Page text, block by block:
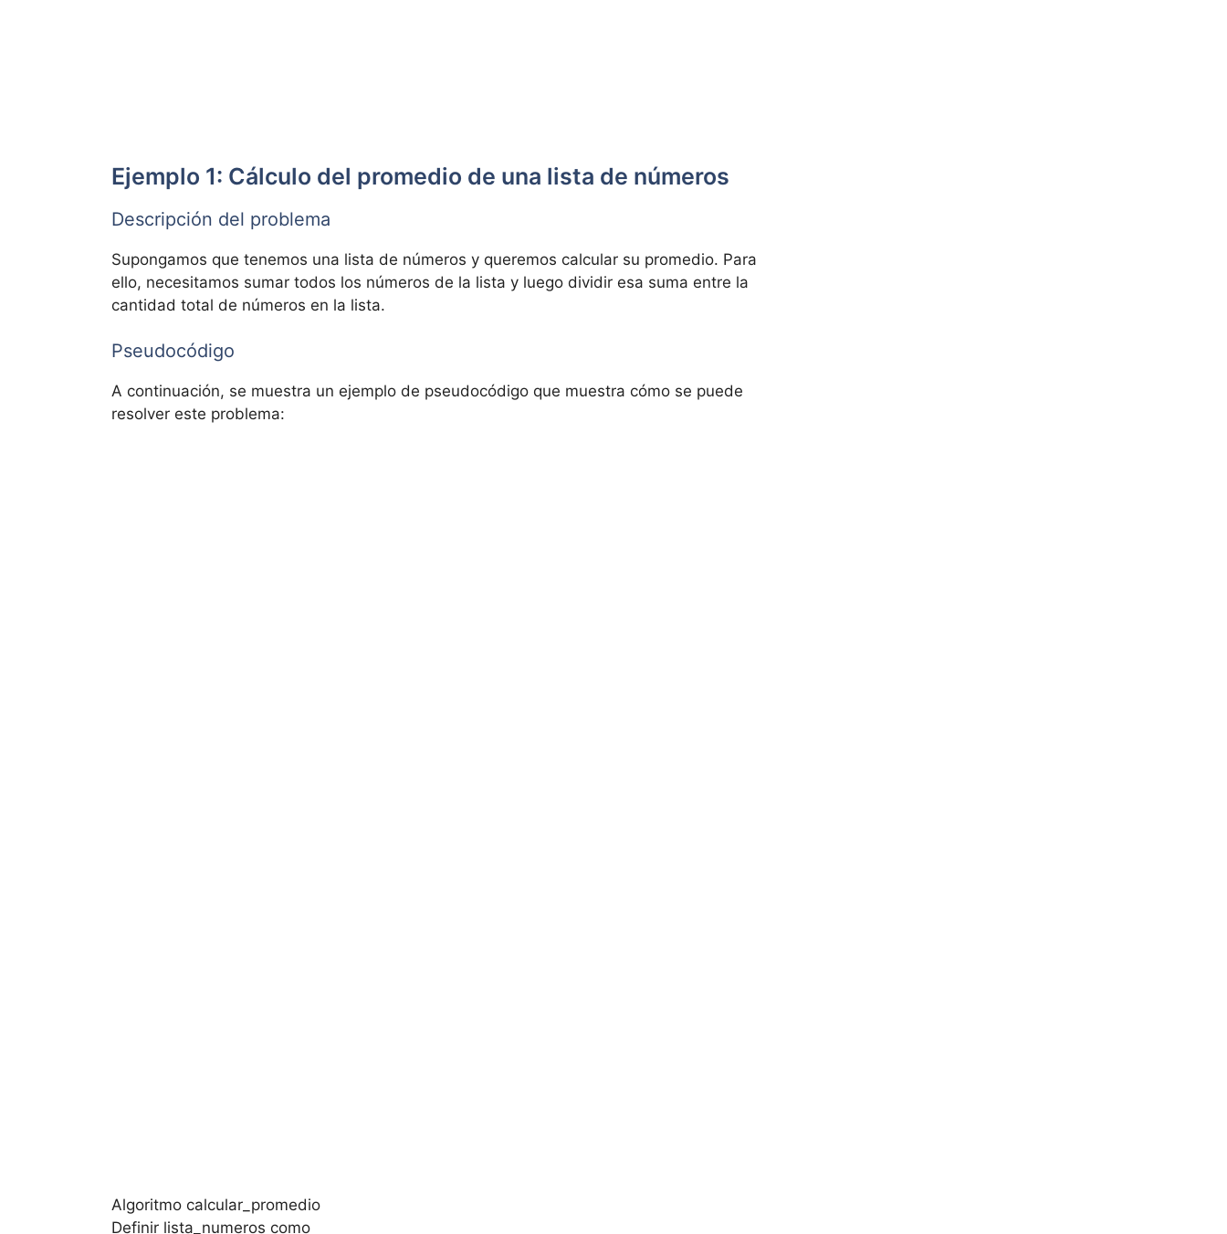
Ejemplo 1: Cálculo del promedio de una lista de números
Descripción del problema
Supongamos que tenemos una lista de números y queremos calcular su promedio. Para
ello, necesitamos sumar todos los números de la lista y luego dividir esa suma entre la
cantidad total de números en la lista.
Pseudocódigo
A continuación, se muestra un ejemplo de pseudocódigo que muestra cómo se puede
resolver este problema:
Algoritmo calcular_promedio
Definir lista_numeros como